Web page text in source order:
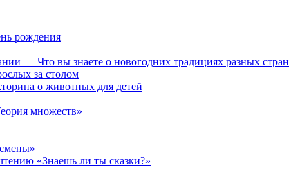
рождения
— Что вы знаете о новогодних традициях разных стран
за столом
о животных для детей
множеств»
«Знаешь ли ты сказки?»